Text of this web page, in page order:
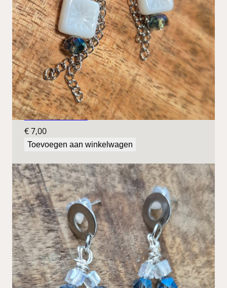
Blauwe oorbellen
€7,00
Toevoegen aan winkelwagen